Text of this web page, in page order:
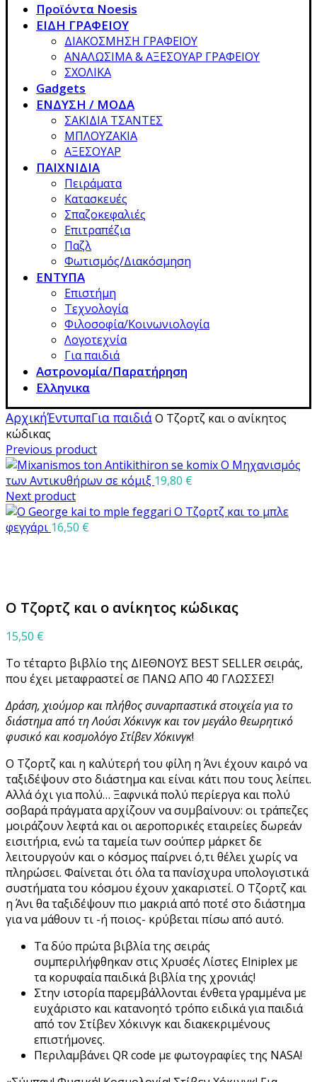
Προϊόντα Noesis
ΕΙΔΗ ΓΡΑΦΕΙΟΥ
ΔΙΑΚΟΣΜΗΣΗ ΓΡΑΦΕΙΟΥ
ΑΝΑΛΩΣΙΜΑ & ΑΞΕΣΟΥΑΡ ΓΡΑΦΕΙΟΥ
ΣΧΟΛΙΚΑ
Gadgets
ΕΝΔΥΣΗ / ΜΟΔΑ
ΣΑΚΙΔΙΑ ΤΣΑΝΤΕΣ
ΜΠΛΟΥΖΑΚΙΑ
ΑΞΕΣΟΥΑΡ
ΠΑΙΧΝΙΔΙΑ
Πειράματα
Κατασκευές
Σπαζοκεφαλιές
Επιτραπέζια
Παζλ
Φωτισμός/Διακόσμηση
ΕΝΤΥΠΑ
Επιστήμη
Τεχνολογία
Φιλοσοφία/Κοινωνιολογία
Λογοτεχνία
Για παιδιά
Αστρονομία/Παρατήρηση
Ελληνικα
ΑρχικήΈντυπαΓια παιδιάΟ Τζορτζ και ο ανίκητος
κώδικας
Previous product
Ο Μηχανισμός
των Αντικυθήρων σε κόμιξ 19,80 €
Next product
Ο Τζορτζ και το μπλε
φεγγάρι 16,50 €
Ο Τζορτζ και ο ανίκητος κώδικας
15,50 €
Το τέταρτο βιβλίο της ΔΙΕΘΝΟΥΣ BEST SELLER σειράς,
που έχει μεταφραστεί σε ΠΑΝΩ ΑΠΟ 40 ΓΛΩΣΣΕΣ!
Δράση, χιούμορ και πλήθος συναρπαστικά στοιχεία για το
διάστημα από τη Λούσι Χόκινγκ και τον μεγάλο θεωρητικό
φυσικό και κοσμολόγο Στίβεν Χόκινγκ!
Ο Τζορτζ και η καλύτερή του φίλη η Άνι έχουν καιρό να
ταξιδέψουν στο διάστημα και είναι κάτι που τους λείπει.
Αλλά όχι για πολύ… Ξαφνικά πολύ περίεργα και πολύ
σοβαρά πράγματα αρχίζουν να συμβαίνουν: οι τράπεζες
μοιράζουν λεφτά και οι αεροπορικές εταιρείες δωρεάν
εισιτήρια, ενώ τα ταμεία των σούπερ μάρκετ δε
λειτουργούν και ο κόσμος παίρνει ό,τι θέλει χωρίς να
πληρώσει. Φαίνεται ότι όλα τα πανίσχυρα υπολογιστικά
συστήματα του κόσμου έχουν χακαριστεί. Ο Τζορτζ και
η Άνι θα ταξιδέψουν πιο μακριά από ποτέ στο διάστημα
για να μάθουν τι -ή ποιος- κρύβεται πίσω από αυτό.
Τα δύο πρώτα βιβλία της σειράς
συμπεριλήφθηκαν στις Χρυσές Λίστες Elniplex με
τα κορυφαία παιδικά βιβλία της χρονιάς!
Στην ιστορία παρεμβάλλονται ένθετα γραμμένα με
ευχάριστο και κατανοητό τρόπο ειδικά για παιδιά
από τον Στίβεν Χόκινγκ και διακεκριμένους
επιστήμονες.
Περιλαμβάνει QR code με φωτογραφίες της NASA!